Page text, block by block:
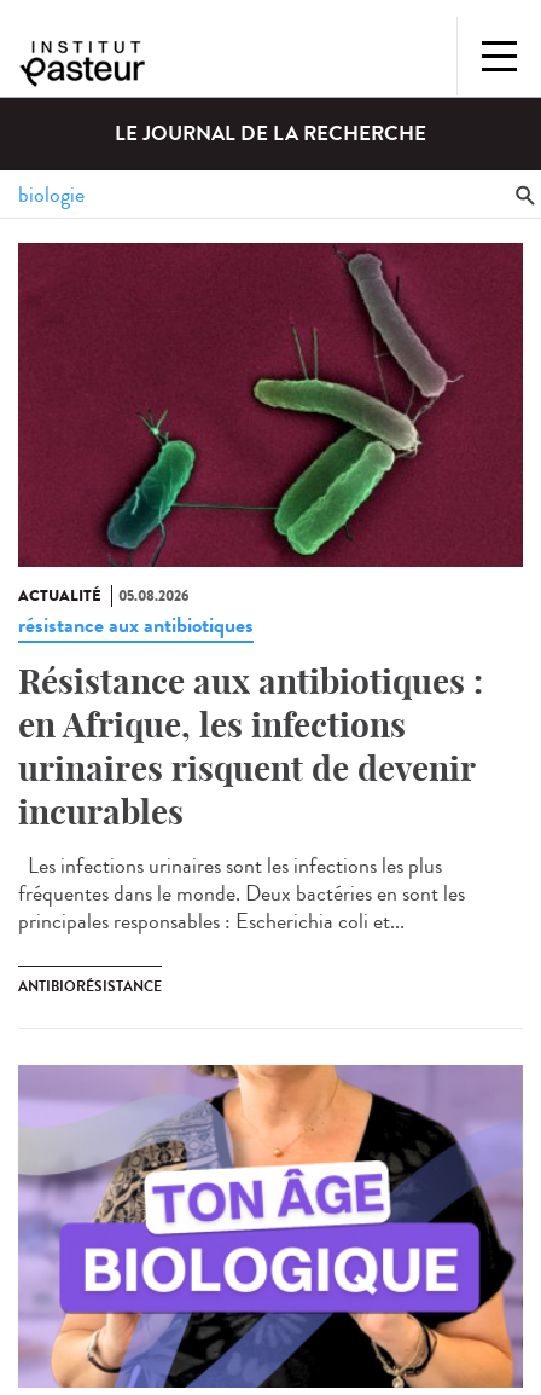
LE JOURNAL DE LA RECHERCHE
ACTUALITÉ 05.08.2026
résistance aux antibiotiques
Résistance aux antibiotiques :
en Afrique, les infections
urinaires risquent de devenir
incurables
Les infections urinaires sont les infections les plus
fréquentes dans le monde. Deux bactéries en sont les
principales responsables : Escherichia coli et...
ANTIBIORÉSISTANCE